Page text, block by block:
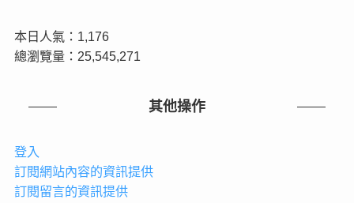
本日人氣：1,176
總瀏覽量：25,545,271
其他操作
登入
訂閱網站內容的資訊提供
訂閱留言的資訊提供